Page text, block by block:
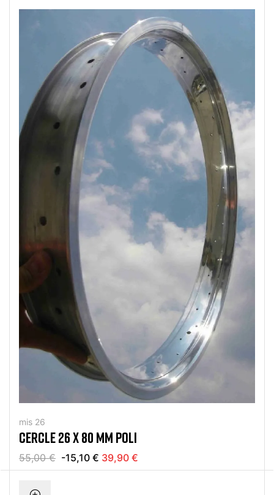
mis 26
CERCLE 26 X 80 MM POLI
55,00 € -15,10 € 39,90 €